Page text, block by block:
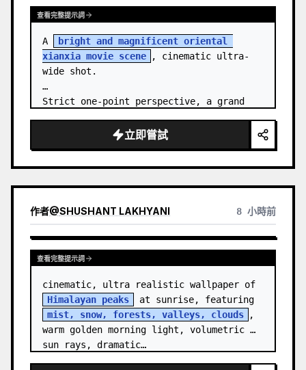
查看完整提示詞
A
bright and magnificent oriental
xianxia movie scene
, cinematic ultra-
wide shot.
Strict one-point perspective, a grand
golden jade, passing through the sea of
clouds from the bottom…
立即嘗試
作者@SHUSHANT LAKHYANI 8 小時前
查看完整提示詞
Himalayan peaks
mist, snow, forests, valleys, clouds
,
warm golden morning light, volumetric
sun rays, dramatic…